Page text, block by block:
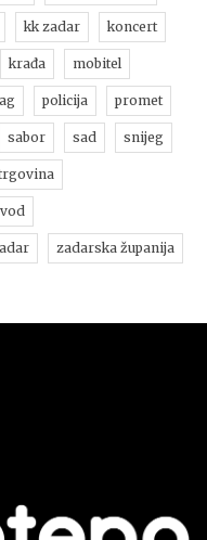
kk zadar koncert
krađa mobitel
policija promet
sabor sad snijeg
zadarska županija